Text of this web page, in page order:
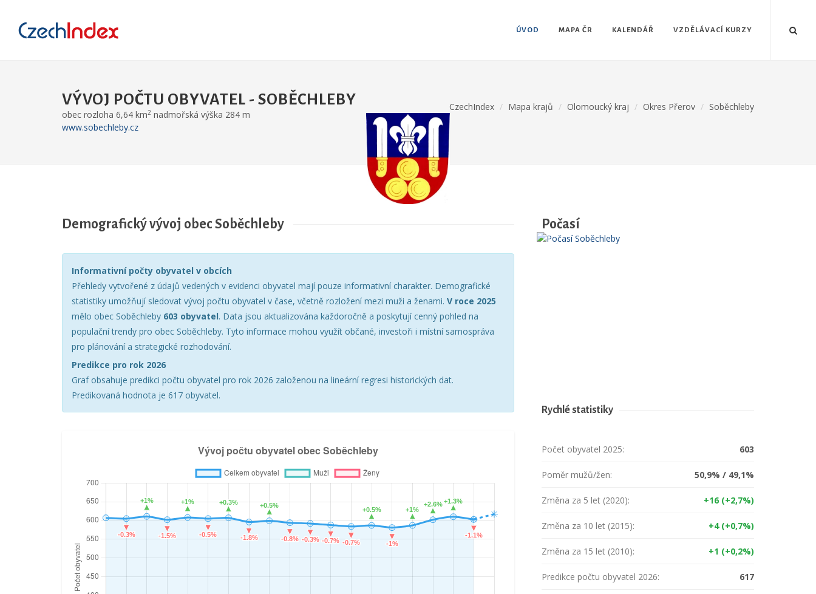
ÚVOD MAPA ČR KALENDÁŘ VZDĚLÁVACÍ KURZY
VÝVOJ POČTU OBYVATEL - SOBĚCHLEBY
obec rozloha 6,64 km2 nadmořská výška 284 m
www.sobechleby.cz
CzechIndex Mapa krajů Olomoucký kraj Okres Přerov Soběchleby
Demografický vývoj obec Soběchleby
Informativní počty obyvatel v obcích
Přehledy vytvořené z údajů vedených v evidenci obyvatel mají pouze informativní charakter. Demografické
statistiky umožňují sledovat vývoj počtu obyvatel v čase, včetně rozložení mezi muži a ženami. V roce 2025
mělo obec Soběchleby 603 obyvatel. Data jsou aktualizována každoročně a poskytují cenný pohled na
populační trendy pro obec Soběchleby. Tyto informace mohou využít občané, investoři i místní samospráva
pro plánování a strategické rozhodování.
Predikce pro rok 2026
Graf obsahuje predikci počtu obyvatel pro rok 2026 založenou na lineární regresi historických dat.
Predikovaná hodnota je 617 obyvatel.
Počasí
Rychlé statistiky
Počet obyvatel 2025: 603
Poměr mužů/žen: 50,9% / 49,1%
Změna za 5 let (2020): +16 (+2,7%)
Změna za 10 let (2015): +4 (+0,7%)
Změna za 15 let (2010): +1 (+0,2%)
Predikce počtu obyvatel 2026: 617